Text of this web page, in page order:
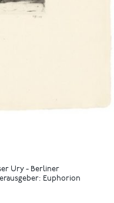
Ury - Berliner
Euphorion